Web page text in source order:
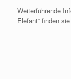
Weiterführende
Elefant“ finden